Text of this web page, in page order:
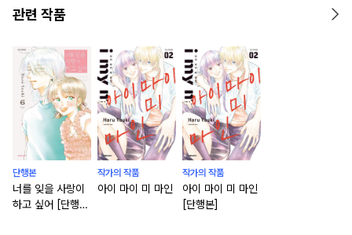
관련 작품
단행본
너를 잊을 사랑이
하고 싶어 [단행
작가의 작품
아이 마이 미 마인
작가의 작품
아이 마이 미 마인
[단행본]